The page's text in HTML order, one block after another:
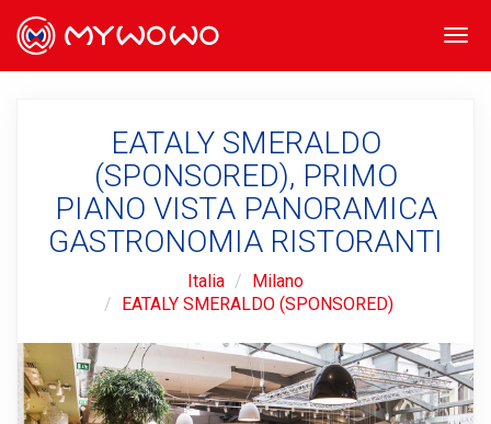
EATALY SMERALDO
(SPONSORED), PRIMO
PIANO VISTA PANORAMICA
GASTRONOMIA RISTORANTI
Italia
Milano
EATALY SMERALDO (SPONSORED)